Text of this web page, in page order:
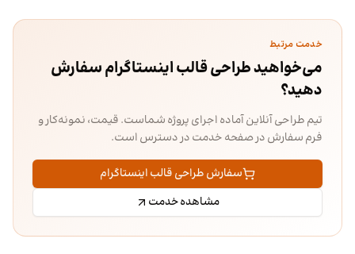
خدمت مرتبط
می‌خواهید طراحی قالب اینستاگرام سفارش
دهید؟
تیم طراحی آنلاین آماده اجرای پروژه شماست. قیمت، نمونه‌کار و
فرم سفارش در صفحه خدمت در دسترس است.
سفارش طراحی قالب اینستاگرام
مشاهده خدمت